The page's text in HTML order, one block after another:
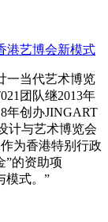
港艺博会新模式
一当代艺术博览
团队继2013年
年创办JINGART
计与艺术博览会
为香港特别行政
”的资助项
模式。”